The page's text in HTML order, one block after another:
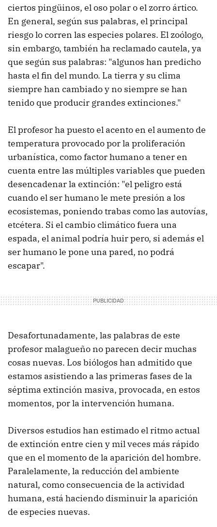
ciertos pingüinos, el oso polar o el zorro ártico.
En general, según sus palabras, el principal
riesgo lo corren las especies polares. El zoólogo,
sin embargo, también ha reclamado cautela, ya
que según sus palabras: "algunos han predicho
hasta el fin del mundo. La tierra y su clima
siempre han cambiado y no siempre se han
tenido que producir grandes extinciones."
El profesor ha puesto el acento en el aumento de
temperatura provocado por la proliferación
urbanística, como factor humano a tener en
cuenta entre las múltiples variables que pueden
desencadenar la extinción: "el peligro está
cuando el ser humano le mete presión a los
ecosistemas, poniendo trabas como las autovías,
etcétera. Si el cambio climático fuera una
espada, el animal podría huir pero, si además el
ser humano le pone una pared, no podrá
escapar".
Desafortunadamente, las palabras de este
profesor malagueño no parecen decir muchas
cosas nuevas. Los biólogos han admitido que
estamos asistiendo a las primeras fases de la
séptima extinción masiva, provocada, en estos
momentos, por la intervención humana.
Diversos estudios han estimado el ritmo actual
de extinción entre cien y mil veces más rápido
que en el momento de la aparición del hombre.
Paralelamente, la reducción del ambiente
natural, como consecuencia de la actividad
humana, está haciendo disminuir la aparición
de especies nuevas.